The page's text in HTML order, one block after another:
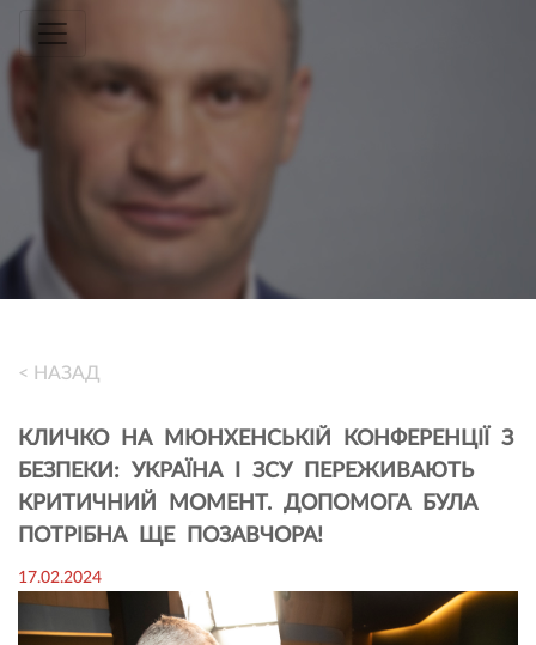
Toggle navigation
< НАЗАД
КЛИЧКО НА МЮНХЕНСЬКІЙ КОНФЕРЕНЦІЇ З
БЕЗПЕКИ: УКРАЇНА І ЗСУ ПЕРЕЖИВАЮТЬ
КРИТИЧНИЙ МОМЕНТ. ДОПОМОГА БУЛА
ПОТРІБНА ЩЕ ПОЗАВЧОРА!
17.02.2024